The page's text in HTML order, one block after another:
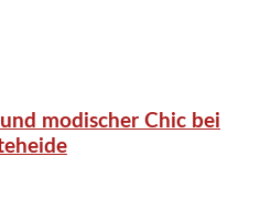
modischer Chic bei